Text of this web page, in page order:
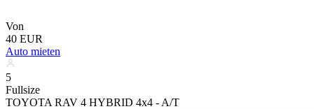
Von
40 EUR
Auto mieten
5
Fullsize
TOYOTA RAV 4 HYBRID 4x4 - A/T